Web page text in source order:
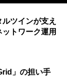
ツインが支え
トワーク運用
」の担い手